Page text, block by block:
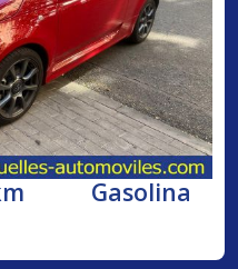
Gasolina